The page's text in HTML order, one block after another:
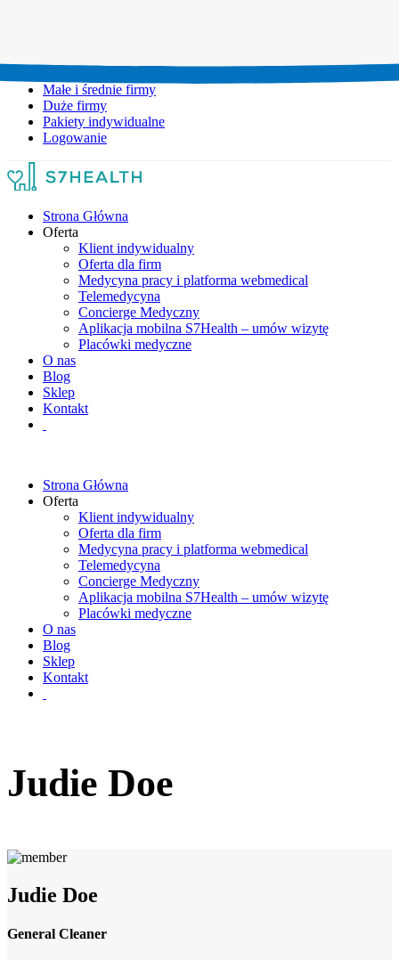
Małe i średnie firmy
Duże firmy
Pakiety indywidualne
Logowanie
Strona Główna
Oferta
Klient indywidualny
Oferta dla firm
Medycyna pracy i platforma webmedical
Telemedycyna
Concierge Medyczny
Aplikacja mobilna S7Health – umów wizytę
Placówki medyczne
O nas
Blog
Sklep
Kontakt
Strona Główna
Oferta
Klient indywidualny
Oferta dla firm
Medycyna pracy i platforma webmedical
Telemedycyna
Concierge Medyczny
Aplikacja mobilna S7Health – umów wizytę
Placówki medyczne
O nas
Blog
Sklep
Kontakt
Judie Doe
Judie Doe
General Cleaner